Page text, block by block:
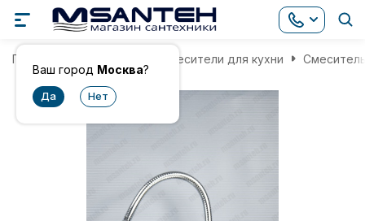
Ваш город Москва?
Главная Смесители для кухни